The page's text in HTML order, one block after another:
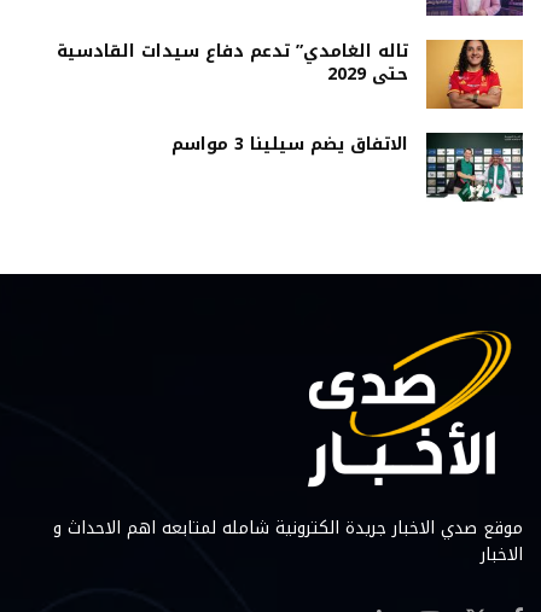
تاله الغامدي” تدعم دفاع سيدات القادسية
حتى 2029
الاتفاق يضم سيلينا 3 مواسم
موقع صدي الاخبار جريدة الكترونية شامله لمتابعه اهم الاحداث و
الاخبار